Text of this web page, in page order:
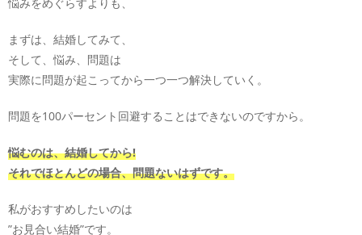
悩みをめぐらすよりも、
まずは、結婚してみて、
そして、悩み、問題は
実際に問題が起こってから一つ一つ解決していく。
問題を100パーセント回避することはできないのですから。
悩むのは、結婚してから!
それでほとんどの場合、問題ないはずです。
私がおすすめしたいのは
”お見合い結婚”です。